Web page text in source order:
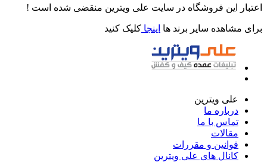
اعتبار این فروشگاه در سایت علی ویترین منقضی شده است !
برای مشاهده سایر برند ها اینجا کلیک کنید
علی ویترین
درباره ما
تماس با ما
مقالات
قوانین و مقررات
کانال های علی ویترین